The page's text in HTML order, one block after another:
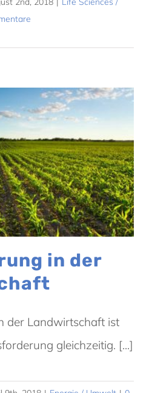
in der
der Landwirtschaft ist
gleichzeitig. [...]